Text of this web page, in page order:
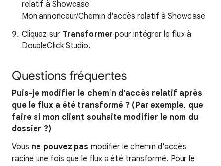
relatif à Showcase
Mon annonceur/Chemin d'accès relatif à Showcase
Cliquez sur Transformer pour intégrer le flux à
DoubleClick Studio.
Questions fréquentes
Puis-je modifier le chemin d'accès relatif après
que le flux a été transformé ? (Par exemple, que
faire si mon client souhaite modifier le nom du
dossier ?)
Vous ne pouvez pas modifier le chemin d'accès
racine une fois que le flux a été transformé. Pour le